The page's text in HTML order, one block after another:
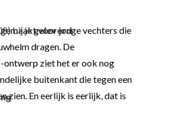
bij jegeleverd
voor jonge vechters die
dragen. De
ontwerp ziet het er ook nog
buitenkant die tegen een
zien. En eerlijk is eerlijk, dat is